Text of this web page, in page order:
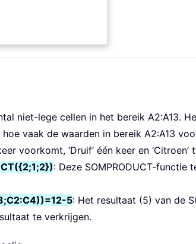
niet-lege cellen in het bereik A2:A13.
vaak de waarden in bereik A2:A13
voorkomt, ‘Druif’ één keer en ‘Citroen’
: Deze SOMPRODUCT-
5: Het resultaat (5) van de
te verkrijgen.